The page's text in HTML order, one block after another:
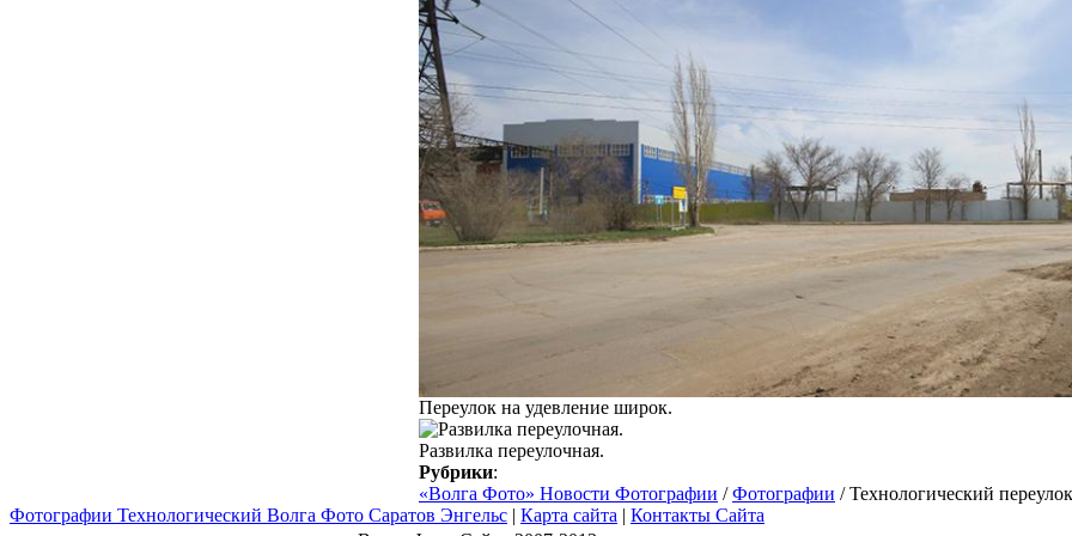
Переулок на удевление широк.
Развилка переулочная.
Рубрики:
«Волга Фото» Новости Фотографии /Фотографии / Технологический переулок
Фотографии Технологический Волга Фото Саратов Энгельс | Карта сайта | Контакты Сайта